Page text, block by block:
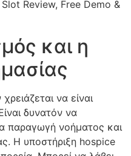
και η
να είναι
δυνατόν να
παραγωγή νοήματος και
Η υποστήριξη hospice